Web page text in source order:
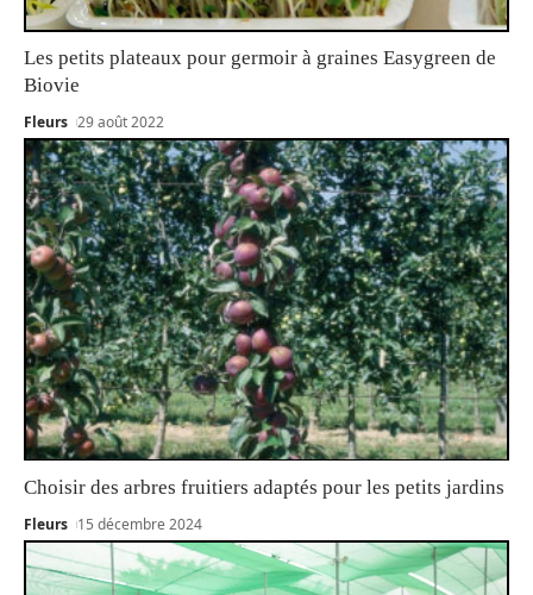
Les petits plateaux pour germoir à graines Easygreen de
Biovie
Fleurs 29 août 2022
Choisir des arbres fruitiers adaptés pour les petits jardins
Fleurs 15 décembre 2024